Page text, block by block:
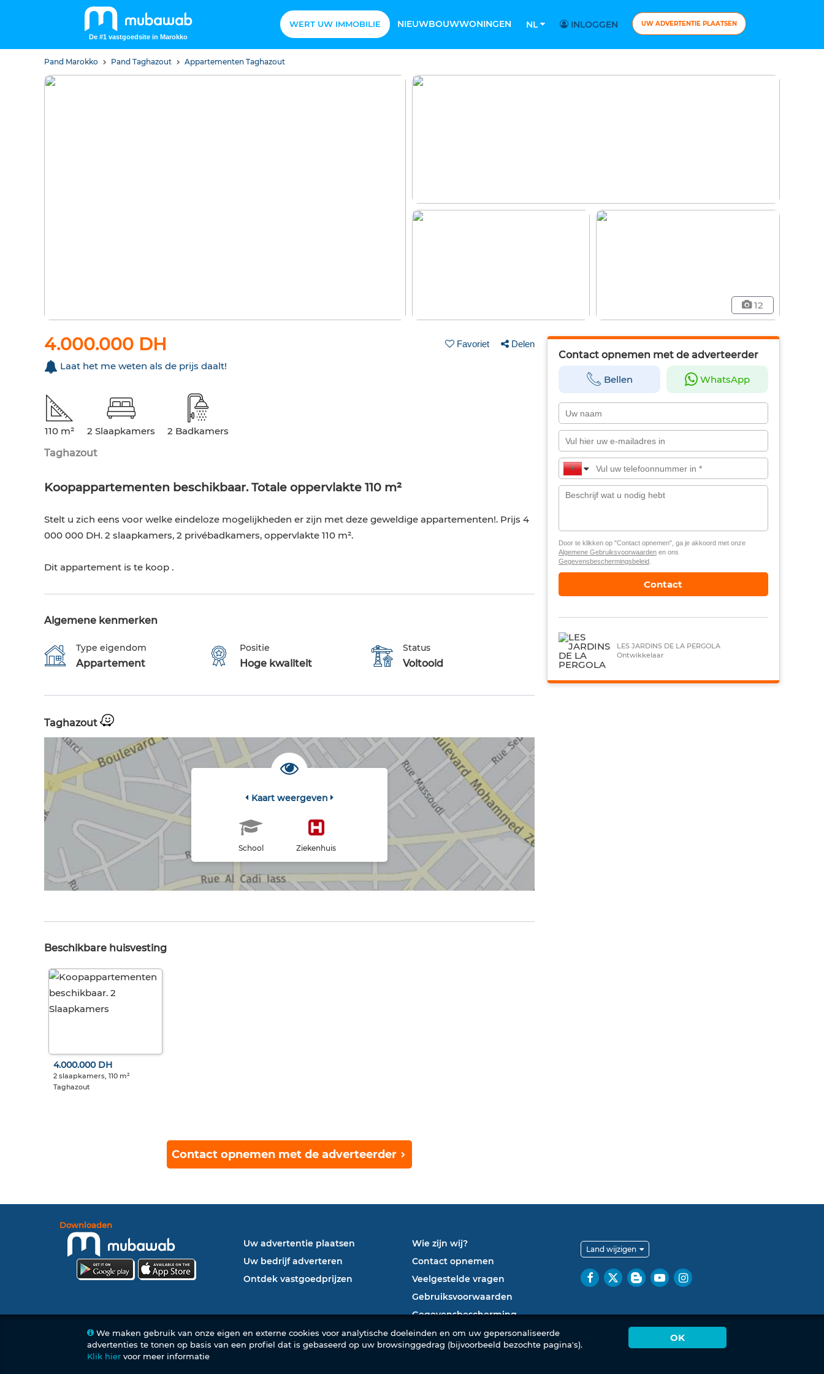
De #1 vastgoedsite in Marokko
WERT UW IMMOBILIE NIEUWBOUWWONINGEN NL INLOGGEN UW ADVERTENTIE PLAATSEN
Pand Marokko Pand Taghazout Appartementen Taghazout
12
4.000.000 DH Favoriet Delen
Laat het me weten als de prijs daalt!
110 m² 2 Slaapkamers
2 Badkamers
Taghazout
Koopappartementen beschikbaar. Totale oppervlakte 110 m²
Stelt u zich eens voor welke eindeloze mogelijkheden er zijn met deze geweldige appartementen!. Prijs 4
000 000 DH. 2 slaapkamers, 2 privébadkamers, oppervlakte 110 m².
Dit appartement is te koop .
Algemene kenmerken
Type eigendom
Appartement
Positie
Hoge kwaliteit
Status
Voltooid
Taghazout
Kaart weergeven
School Ziekenhuis
Beschikbare huisvesting
4.000.000 DH
2 slaapkamers, 110 m²
Taghazout
Contact opnemen met de adverteerder
Contact opnemen met de adverteerder
Bellen WhatsApp
Door te klikken op "Contact opnemen", ga je akkoord met onze
Algemene Gebruiksvoorwaardenen ons
Gegevensbeschermingsbeleid
Contact
LES JARDINS DE LA PERGOLA
Ontwikkelaar
Downloaden
Uw advertentie plaatsen
Uw bedrijf adverteren
Ontdek vastgoedprijzen
Wie zijn wij?
Contact opnemen
Veelgestelde vragen
Gebruiksvoorwaarden
Gegevensbescherming
Land wijzigen
We maken gebruik van onze eigen en externe cookies voor analytische doeleinden en om uw gepersonaliseerde
advertenties te tonen op basis van een profiel dat is gebaseerd op uw browsinggedrag (bijvoorbeeld bezochte pagina's).
Klik hier voor meer informatie
OK